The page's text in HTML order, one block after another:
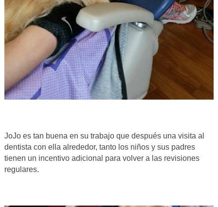
JoJo es tan buena en su trabajo que después una visita al
dentista con ella alrededor, tanto los niños y sus padres
tienen un incentivo adicional para volver a las revisiones
regulares.